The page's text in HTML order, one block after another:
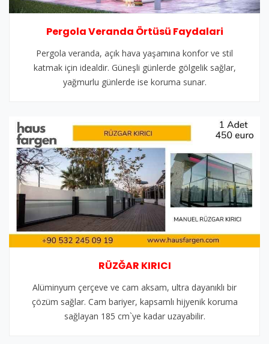
Pergola Veranda Örtüsü Faydalari
Pergola veranda, açık hava yaşamına konfor ve stil
katmak için idealdir. Güneşli günlerde gölgelik sağlar,
yağmurlu günlerde ise koruma sunar.
RÜZĞAR KIRICI
Alüminyum çerçeve ve cam aksam, ultra dayanıklı bir
çözüm sağlar. Cam bariyer, kapsamlı hijyenik koruma
sağlayan 185 cm`ye kadar uzayabilir.